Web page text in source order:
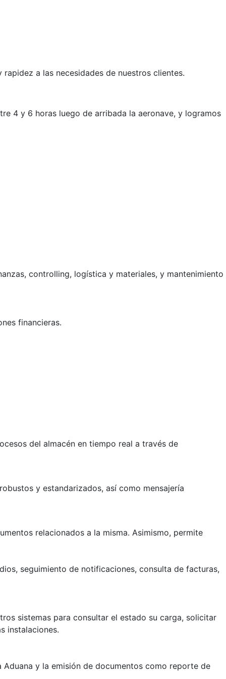
a las necesidades de nuestros clientes.
4 y 6 horas luego de arribada la aeronave, y logramos
controlling, logística y materiales, y mantenimiento
financieras.
del almacén en tiempo real a través de
y estandarizados, así como mensajería
relacionados a la misma. Asimismo, permite
seguimiento de notificaciones, consulta de facturas,
sistemas para consultar el estado su carga, solicitar
instalaciones.
y la emisión de documentos como reporte de